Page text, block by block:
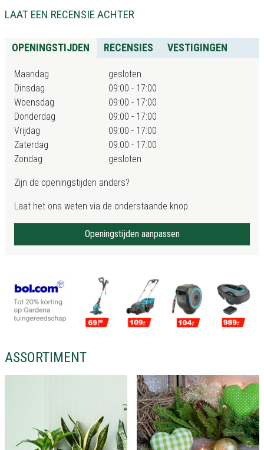
LAAT EEN RECENSIE ACHTER
OPENINGSTIJDEN RECENSIES VESTIGINGEN
Maandag
gesloten
Dinsdag
09:00 - 17:00
Woensdag
09:00 - 17:00
Donderdag
09:00 - 17:00
Vrijdag
09:00 - 17:00
Zaterdag
09:00 - 17:00
Zondag
gesloten
Zijn de openingstijden anders?
Laat het ons weten via de onderstaande knop.
Openingstijden aanpassen
ASSORTIMENT